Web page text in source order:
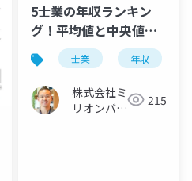
5士業の年収ランキン
グ！平均値と中央値で
見る再現性と集客の真
実
士業 年収
株式会社ミ
リオンバリ
215